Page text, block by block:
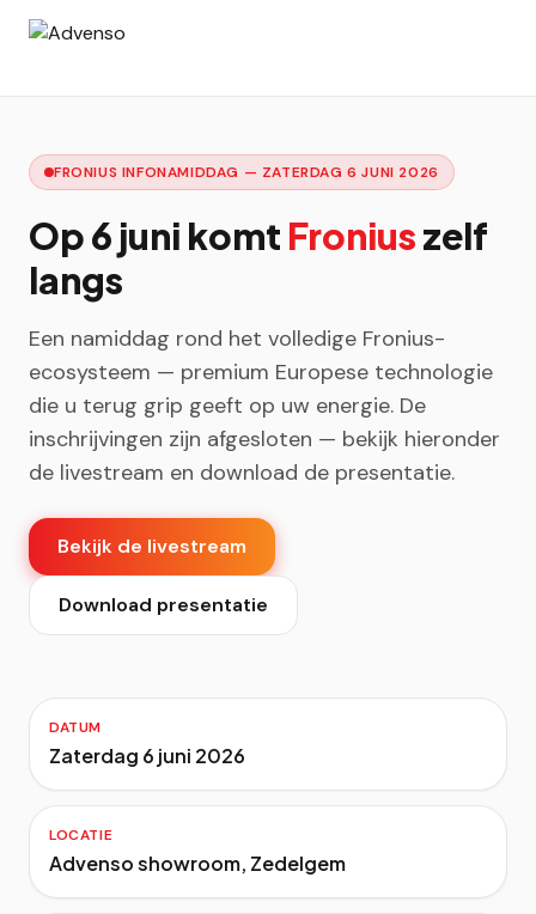
FRONIUS INFONAMIDDAG — ZATERDAG 6 JUNI 2026
Op 6 juni komt Froniuszelf
langs
Een namiddag rond het volledige Fronius-
ecosysteem — premium Europese technologie
die u terug grip geeft op uw energie. De
inschrijvingen zijn afgesloten — bekijk hieronder
de livestream en download de presentatie.
Bekijk de livestream
Download presentatie
DATUM
Zaterdag 6 juni 2026
LOCATIE
Advenso showroom, Zedelgem